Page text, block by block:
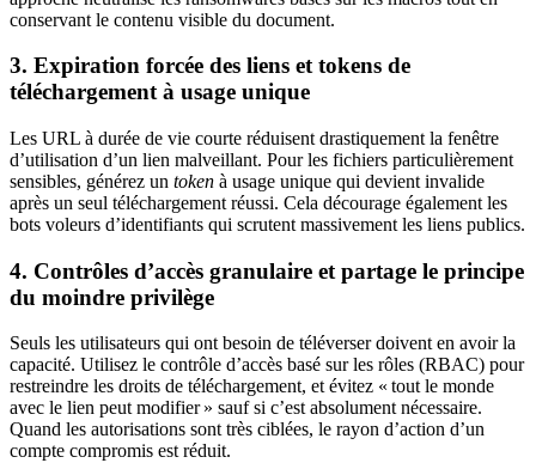
conservant le contenu visible du document.
3. Expiration forcée des liens et tokens de
téléchargement à usage unique
Les URL à durée de vie courte réduisent drastiquement la fenêtre
d’utilisation d’un lien malveillant. Pour les fichiers particulièrement
sensibles, générez un token à usage unique qui devient invalide
après un seul téléchargement réussi. Cela décourage également les
bots voleurs d’identifiants qui scrutent massivement les liens publics.
4. Contrôles d’accès granulaire et partage le principe
du moindre privilège
Seuls les utilisateurs qui ont besoin de téléverser doivent en avoir la
capacité. Utilisez le contrôle d’accès basé sur les rôles (RBAC) pour
restreindre les droits de téléchargement, et évitez « tout le monde
avec le lien peut modifier » sauf si c’est absolument nécessaire.
Quand les autorisations sont très ciblées, le rayon d’action d’un
compte compromis est réduit.